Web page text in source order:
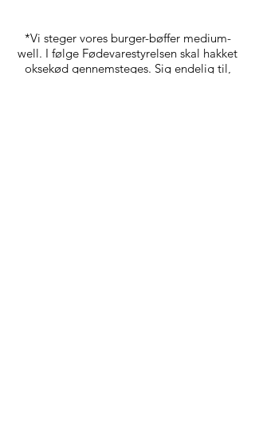
*Vi steger vores burger-bøffer medium-
well. I følge Fødevarestyrelsen skal hakket
oksekød gennemsteges. Sig endelig til,